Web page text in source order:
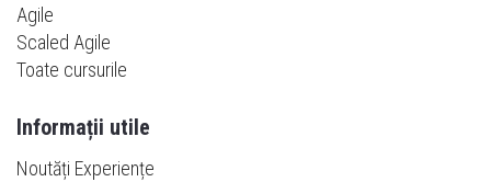
Agile
Scaled Agile
Toate cursurile
Informații utile
Noutăți Experiențe